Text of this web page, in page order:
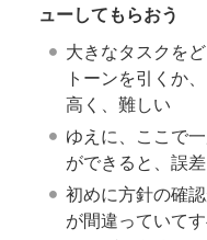
ューしてもらおう
大きなタスクを
トーンを引くか
高く、難しい
ゆえに、ここで
ができると、誤
初めに方針の確
が間違っていて